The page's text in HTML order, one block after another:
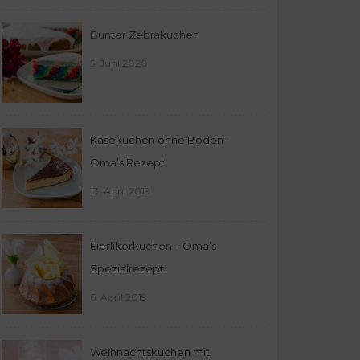
Bunter Zebrakuchen
5. Juni 2020
Käsekuchen ohne Boden –
Oma’s Rezept
13. April 2019
Eierlikörkuchen – Oma’s
Spezialrezept
6. April 2019
Weihnachtskuchen mit